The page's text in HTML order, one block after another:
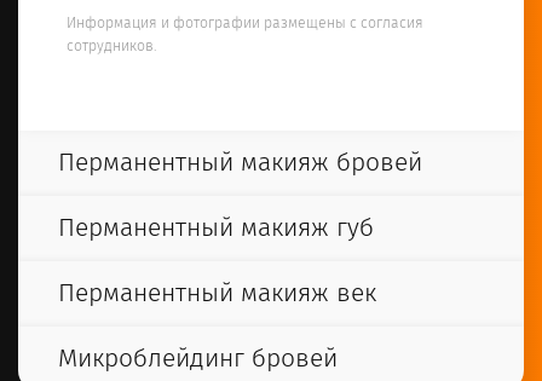
Информация и фотографии размещены с согласия
сотрудников.
Перманентный макияж бровей
Перманентный макияж губ
Перманентный макияж век
Микроблейдинг бровей